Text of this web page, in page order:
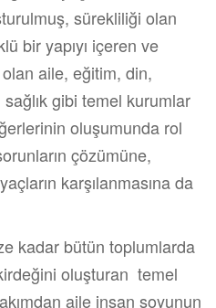
sürekliliği olan
bir yapıyı içeren ve
aile, eğitim, din,
gibi temel kurumlar
oluşumunda rol
çözümüne,
karşılanmasına da
kadar bütün toplumlarda
oluşturan temel
aile insan soyunun